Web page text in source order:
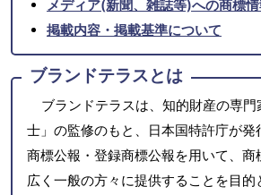
メディア(新聞、雑誌等)への商標
掲載内容・掲載基準について
ブランドテラスとは
ブランドテラスは、知的財産の専
士」の監修のもと、日本国特許庁が発
商標公報・登録商標公報を用いて、商
広く一般の方々に提供することを目的